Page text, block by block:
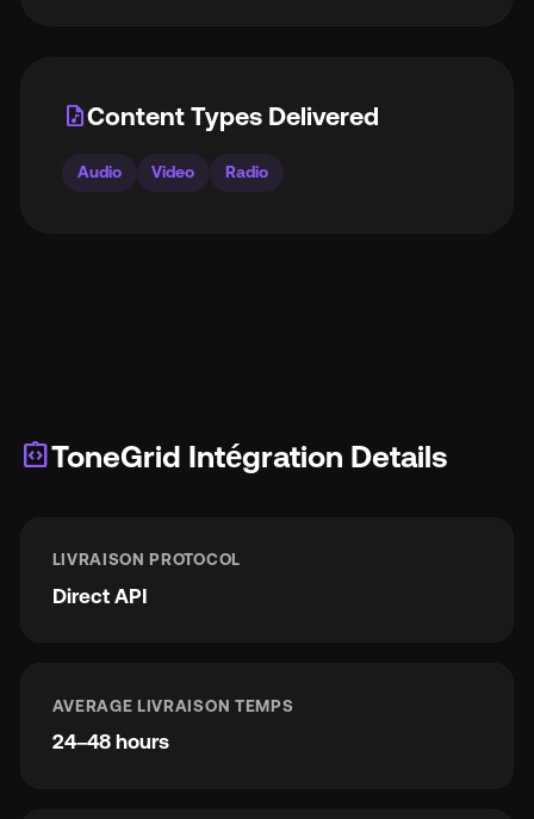
audio_fileContent Types Delivered
Audio Video Radio
integration_instructionsToneGrid Intégration Details
LIVRAISON PROTOCOL
Direct API
AVERAGE LIVRAISON TEMPS
24–48 hours